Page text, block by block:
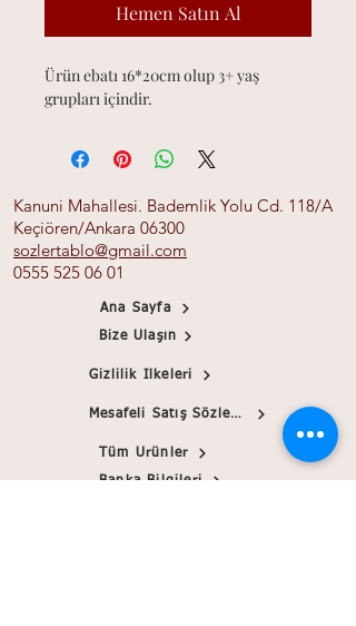
Hemen Satın Al
Ürün ebatı 16*20cm olup 3+ yaş
grupları içindir.
Kanuni Mahallesi. Bademlik Yolu Cd. 118/A
Keçiören/Ankara 06300
sozlertablo@gmail.com
0555 525 06 01
Ana Sayfa
Bize Ulaşın
Gizlilik İlkeleri
Mesafeli Satış Sözleşmesi
Tüm Ürünler
Banka Bilgileri